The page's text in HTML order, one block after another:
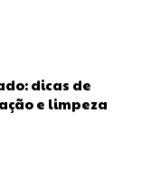
dicas de
e limpeza